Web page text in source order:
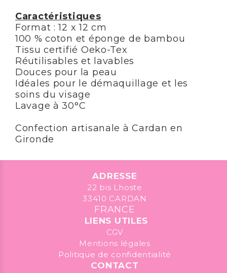
Caractéristiques
Format : 12 x 12 cm
100 % coton et éponge de bambou
Tissu certifié Oeko-Tex
Réutilisables et lavables
Douces pour la peau
Idéales pour le démaquillage et les
soins du visage
Lavage à 30°C
Confection artisanale à Cardan en
Gironde
ADRESSE
22 bis Lhoste
33410 CARDAN
FRANCE
LIENS UTILES
CGV
Mentions légales
Politique de confidentialité
CONTACT